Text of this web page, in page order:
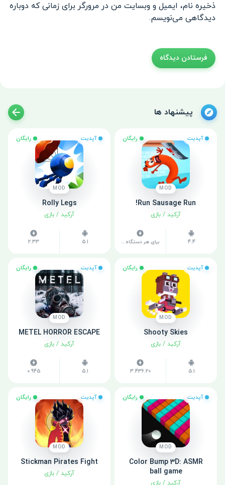
ذخیره نام، ایمیل و وبسایت من در مرورگر برای زمانی که دوباره
دیدگاهی می‌نویسم.
پیشنهاد ها
آپدیت رایگان
MOD
Run Sausage Run!
آرکید / بازی
4.4 برای هر دستگاه متفاوت است
آپدیت رایگان
MOD
Rolly Legs
آرکید / بازی
5.1
2.33
آپدیت رایگان
MOD
Shooty Skies
آرکید / بازی
5.1
3.436.20
آپدیت رایگان
MOD
METEL HORROR ESCAPE
آرکید / بازی
5.1
0.945
آپدیت رایگان
MOD
Color Bump 3D: ASMR
ball game
آرکید / بازی
آپدیت رایگان
MOD
Stickman Pirates Fight
آرکید / بازی